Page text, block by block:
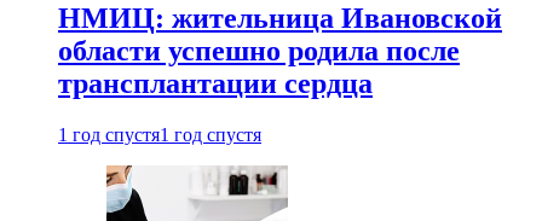
НМИЦ: жительница Ивановской
области успешно родила после
трансплантации сердца
1 год спустя1 год спустя